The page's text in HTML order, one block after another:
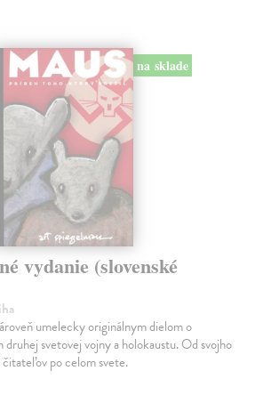
na sklade
vydanie (slovenské
umelecky originálnym dielom o
svetovej vojny a holokaustu. Od svojho
po celom svete.